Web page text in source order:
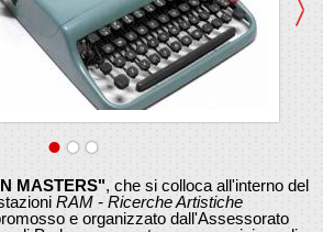
MASTERS", che si colloca all'interno del
RAM - Ricerche Artistiche
e organizzato dall'Assessorato